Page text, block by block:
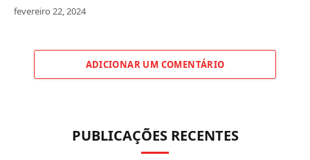
fevereiro 22, 2024
ADICIONAR UM COMENTÁRIO
PUBLICAÇÕES RECENTES